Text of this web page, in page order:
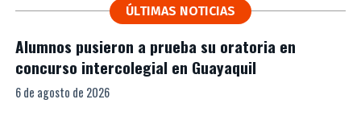
ÚLTIMAS NOTICIAS
Alumnos pusieron a prueba su oratoria en
concurso intercolegial en Guayaquil
6 de agosto de 2026